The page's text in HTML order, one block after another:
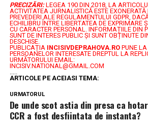
PRECIZĂRI: LEGEA 190 DIN 2018, LA
ACTIVITATEA JURNALISTICĂ ESTE EXONERATĂ
PREVEDERI ALE REGULAMENTULUI GDPR,
ECHILIBRU ÎNTRE LIBERTATEA DE EXPRIMARE
CU CARACTER PERSONAL. INFORMAȚIILE DIN
SUNT DE INTERES PUBLIC ȘI SUNT OBȚINUTE
DESCHISE.
PUBLICAȚIA INCISIVDEPRAHOVA.ROPUNE LA
PERSOANELOR INTERESATE DREPTUL LA
URMĂTORULUI EMAIL:
INCISIV.NATIONAL@GMAIL.COM
.....
ARTICOLE PE ACEIASI TEMA:
URMATORUL
De unde scot astia din presa ca
CCR a fost desfiintata de instanta?